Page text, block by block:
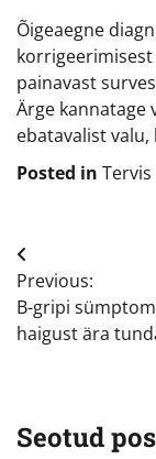
Õigeaegne
painavast
Ärge kannatage
ebatavalist valu,
Posted in Tervis
Previous:
B-gripi
haigust ära
Seotud